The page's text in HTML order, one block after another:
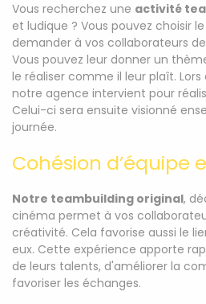
Vous recherchez une activité
et ludique ? Vous pouvez choisir
demander à vos collaborateurs
Vous pouvez leur donner un
le réaliser comme il leur plaît.
notre agence intervient pour
Celui-ci sera ensuite visionné
journée.
Cohésion d’équipe
Notre teambuilding original,
cinéma permet à vos
créativité. Cela favorise aussi le
eux. Cette expérience apporte
de leurs talents, d'améliorer la
favoriser les échanges.